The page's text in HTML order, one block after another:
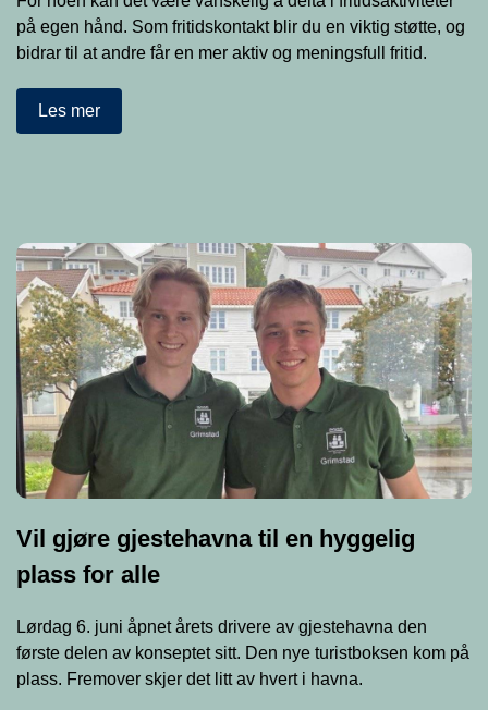
på egen hånd. Som fritidskontakt blir du en viktig støtte, og
bidrar til at andre får en mer aktiv og meningsfull fritid.
Les mer
Vil gjøre gjestehavna til en hyggelig
plass for alle
Lørdag 6. juni åpnet årets drivere av gjestehavna den
første delen av konseptet sitt. Den nye turistboksen kom på
plass. Fremover skjer det litt av hvert i havna.